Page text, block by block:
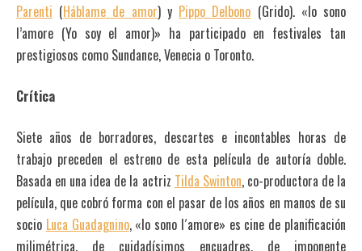
Parenti (Háblame de amor) y Pippo Delbono (Grido). «Io sono
l’amore (Yo soy el amor)» ha participado en festivales tan
prestigiosos como Sundance, Venecia o Toronto.
Crítica
Siete años de borradores, descartes e incontables horas de
trabajo preceden el estreno de esta película de autoría doble.
Basada en una idea de la actriz Tilda Swinton, co-productora de la
película, que cobró forma con el pasar de los años en manos de su
socio Luca Guadagnino, «Io sono l´amore» es cine de planificación
milimétrica, de cuidadísimos encuadres, de imponente